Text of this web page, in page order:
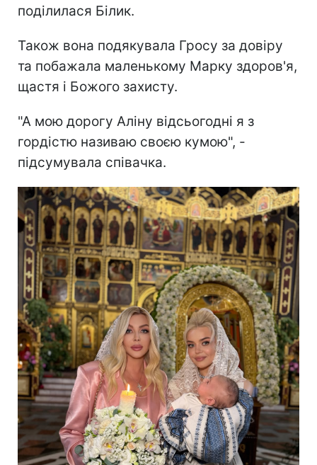
поділилася Білик.
Також вона подякувала Гросу за довіру
та побажала маленькому Марку здоров'я,
щастя і Божого захисту.
"А мою дорогу Аліну відсьогодні я з
гордістю називаю своєю кумою", -
підсумувала співачка.